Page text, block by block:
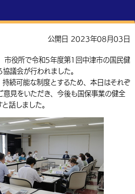
中国語（簡体字）
韓国語（한국어）
組織案内
保険・年金
健康・予防
住宅・インフラ
生涯学習・スポーツ・人権
外国人の方向け情報
産業・雇用
税金
子どもを預ける
健康・医療
計画・施策
スポットを探す
グルメ・食べる
四季のイベント・祭り
市役所の紹介
広報・広聴
公開日 2023年08月03日
役所で令和5年度第1回中津市の国民健
議会が行われました。
続可能な制度とするため、本日はそれぞ
意見をいただき、今後も国保事業の健全
話しました。